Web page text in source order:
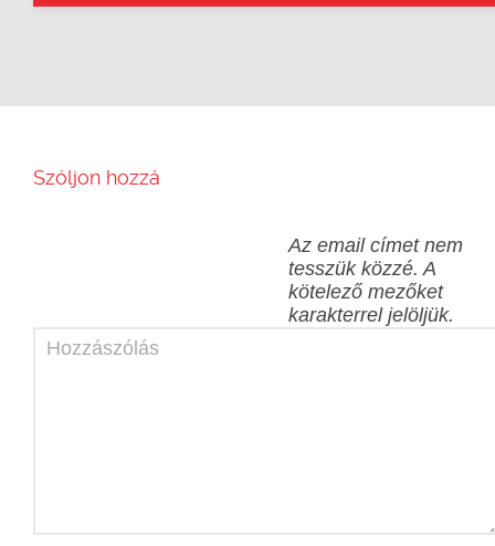
Szóljon hozzá
Az email címet nem
tesszük közzé. A
kötelező mezőket
karakterrel jelöljük.
Hozzászólás